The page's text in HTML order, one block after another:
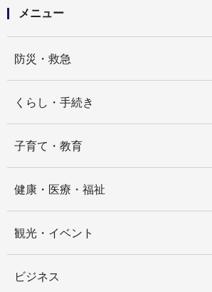
メニュー
防災・救急
くらし・手続き
子育て・教育
健康・医療・福祉
観光・イベント
ビジネス